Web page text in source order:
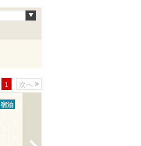
1 次へ
宿泊